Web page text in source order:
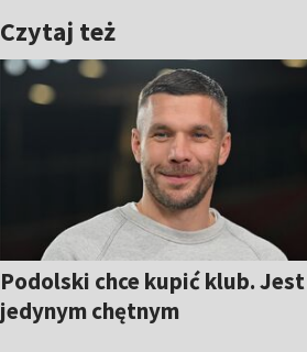
Czytaj też
Podolski chce kupić klub. Jest
jedynym chętnym